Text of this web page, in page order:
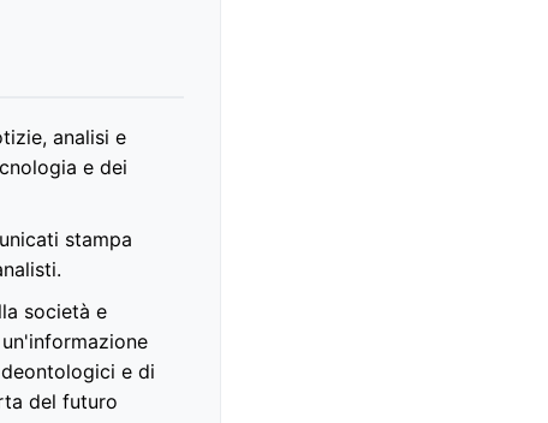
analisi e
e dei
stampa
società e
e di
del futuro